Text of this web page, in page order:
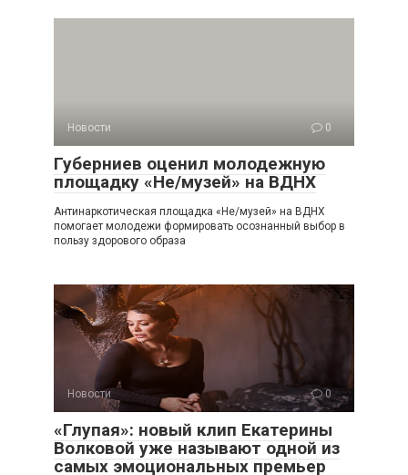
Новости 0
Губерниев оценил молодежную
площадку «Не/музей» на ВДНХ
Антинаркотическая площадка «Не/музей» на ВДНХ
помогает молодежи формировать осознанный выбор в
пользу здорового образа
Новости 0
«Глупая»: новый клип Екатерины
Волковой уже называют одной из
самых эмоциональных премьер